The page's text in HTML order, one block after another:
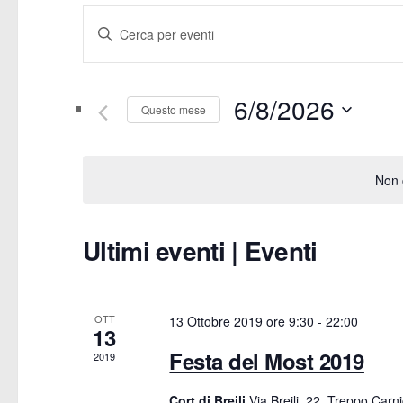
Non
E
v
R
c
Inserisci
Cerca
Questo mese 6/8/2026
C
e
Ultimi eventi | Eventi
OTT
13
2019
13 Ottobre 2019 ore 9:30 -22:00
Festa del Most 2019